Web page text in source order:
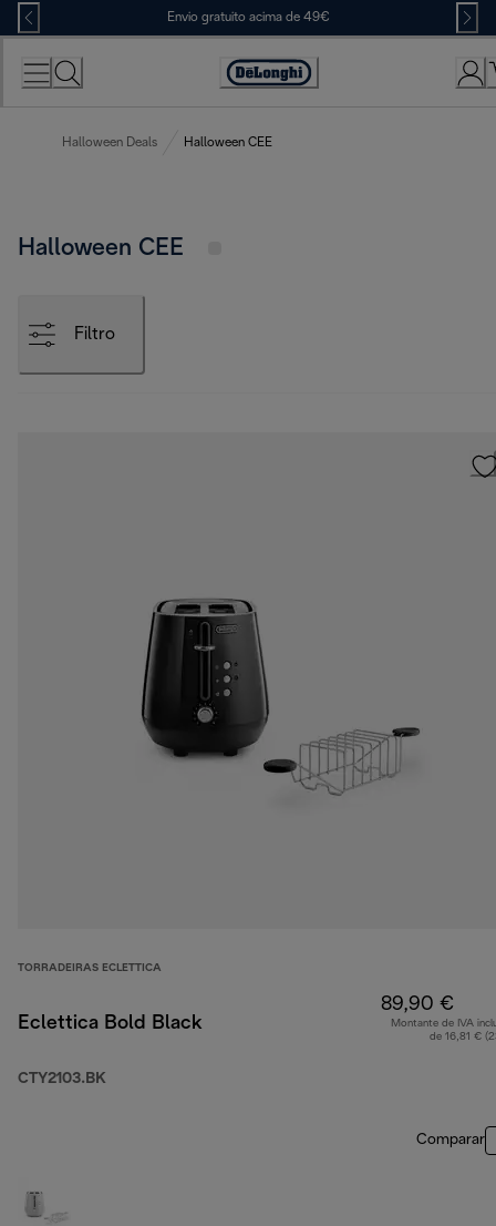
Skip
to
Content
Envio gratuito acima de 49€
Accessibility
Halloween Deals Halloween CEE
Halloween CEE
Filtro
TORRADEIRAS ECLETTICA
Eclettica Bold Black
CTY2103.BK
89,90 €
Montante de IVA
de 16,81 €
Comparar